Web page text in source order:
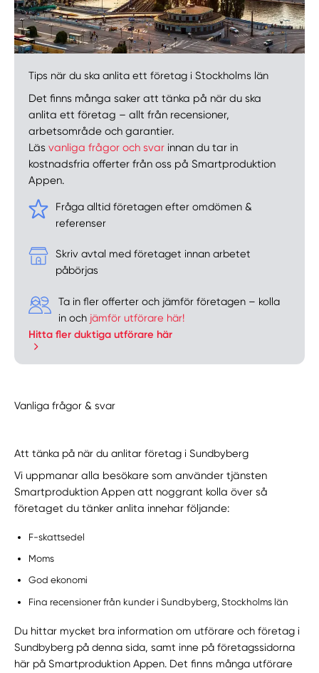
Tips när du ska anlita ett företag i Stockholms län
Det finns många saker att tänka på när du ska
anlita ett företag – allt från recensioner,
arbetsområde och garantier.
Läsvanliga frågor och svar innan du tar in
kostnadsfria offerter från oss på Smartproduktion
Appen.
Fråga alltid företagen efter omdömen &
referenser
Skriv avtal med företaget innan arbetet
påbörjas
Ta in fler offerter och jämför företagen – kolla
in och jämför utförare här!
Hitta fler duktiga utförare här
Vanliga frågor & svar
Att tänka på när du anlitar företag i Sundbyberg
Vi uppmanar alla besökare som använder tjänsten
Smartproduktion Appen att noggrant kolla över så
företaget du tänker anlita innehar följande:
F-skattsedel
Moms
God ekonomi
Fina recensioner från kunder i Sundbyberg, Stockholms län
Du hittar mycket bra information om utförare och företag i
Sundbyberg på denna sida, samt inne på företagssidorna
här på Smartproduktion Appen. Det finns många utförare